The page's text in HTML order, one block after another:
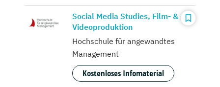
Social Media Studies, Film- &
Videoproduktion
Hochschule für angewandtes
Management
Kostenloses Infomaterial